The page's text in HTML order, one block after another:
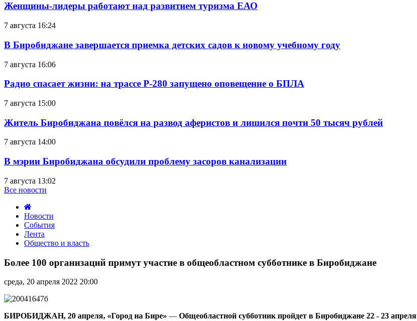
Женщины-лидеры работают над развитием туризма ЕАО
7 августа 16:24
В Биробиджане завершается приемка детских садов к новому учебному году
7 августа 16:06
Радио спасает жизни: на трассе Р-280 запущено оповещение о БПЛА
7 августа 15:00
Житель Биробиджана повёлся на развод аферистов и лишился почти 50 тысяч рублей
7 августа 14:00
В мэрии Биробиджана обсудили проблему засоров канализации
7 августа 13:02
Все новости
Новости
События
Лента
Общество и власть
100
организаций
примут
участие
в
субботнике
Более 100 организаций примут участие в общеобластном субботнике в Биробиджане
среда, 20 апреля 2022 20:00
БИРОБИДЖАН, 20 апреля, «Город на Бире» — Общеобластной субботник пройдет в Биробиджане 22 - 23 апреля